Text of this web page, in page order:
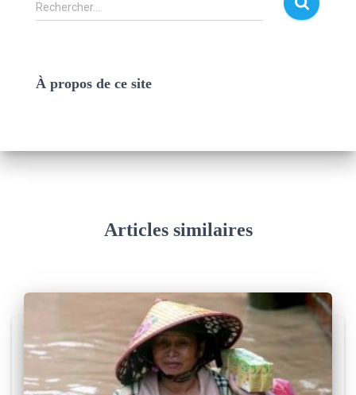
Rechercher…
À propos de ce site
Articles similaires